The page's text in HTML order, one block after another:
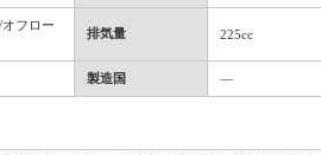
フロー
排気量 225cc
製造国 ―